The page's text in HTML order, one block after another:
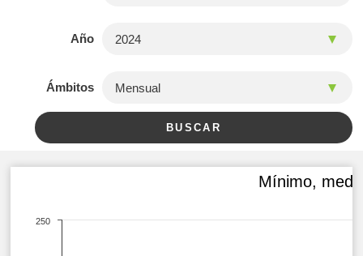
Año
Ámbitos
Mínimo,
250